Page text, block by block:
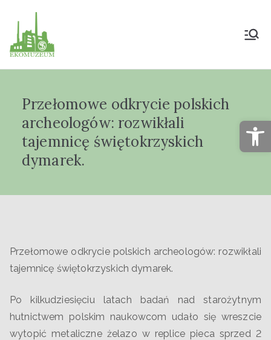
Muzeum Przyrody
"Ekomuzeum" im.
Jana Pazdura
Przełomowe odkrycie polskich
archeologów: rozwikłali
tajemnicę świętokrzyskich
dymarek.
Przełomowe odkrycie polskich archeologów: rozwikłali
tajemnicę świętokrzyskich dymarek.
Po kilkudziesięciu latach badań nad starożytnym
hutnictwem polskim naukowcom udało się wreszcie
wytopić metaliczne żelazo w replice pieca sprzed 2